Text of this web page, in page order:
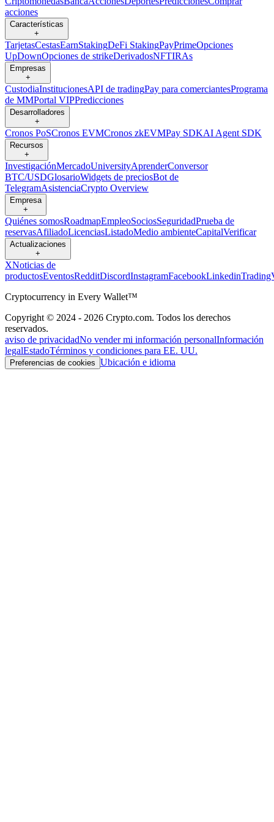
acciones
Características
+
TarjetasCestasEarnStakingDeFi StakingPayPrimeOpciones
UpDownOpciones de strikeDerivadosNFTIRAs
Empresas
+
CustodiaInstitucionesAPI de tradingPay para comerciantesPrograma
de MMPortal VIPPredicciones
Desarrolladores
+
Cronos PoSCronos EVMCronos zkEVMPay SDKAI Agent SDK
Recursos
+
InvestigaciónMercadoUniversityAprenderConversor
BTC/USDGlosarioWidgets de preciosBot de
TelegramAsistenciaCrypto Overview
Empresa
+
Quiénes somosRoadmapEmpleoSociosSeguridadPrueba de
reservasAfiliadoLicenciasListadoMedio ambienteCapitalVerificar
Actualizaciones
+
XNoticias de
productosEventosRedditDiscordInstagramFacebookLinkedin
Cryptocurrency in Every Wallet™
Copyright © 2024 - 2026 Crypto.com. Todos los derechos
reservados.
aviso de privacidadNo vender mi información personalInformación
legalEstadoTérminos y condiciones para EE. UU.
Preferencias de cookies Ubicación e idioma